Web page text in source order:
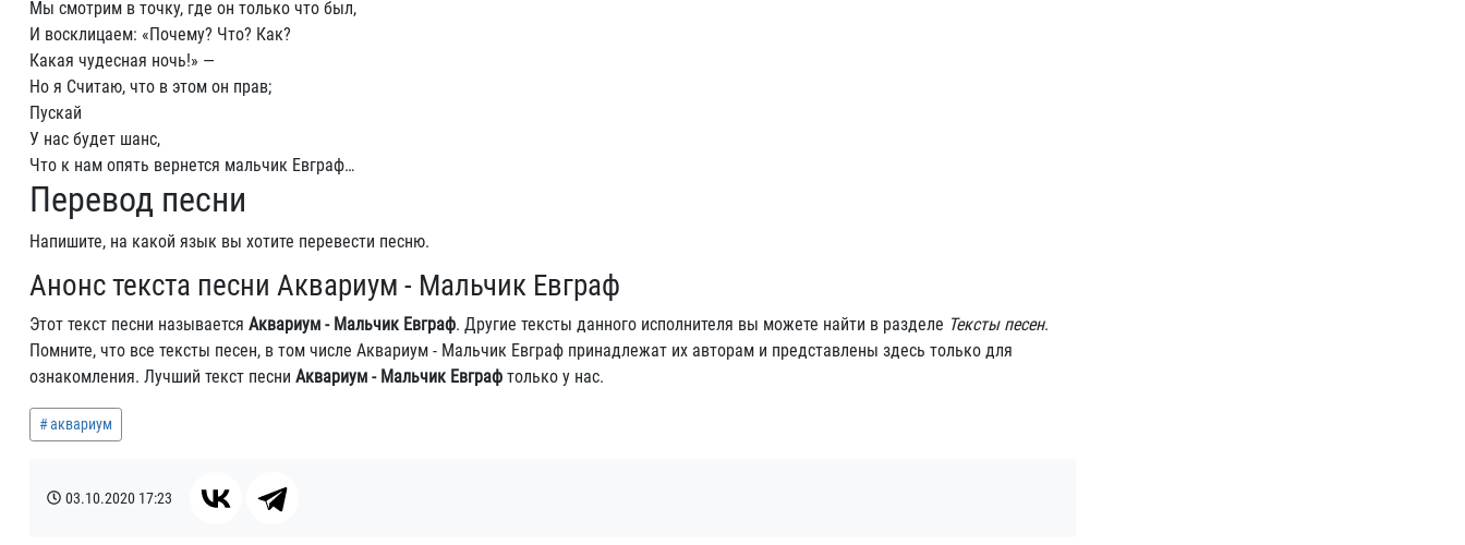
Мы смотрим в точку, где он только что был,
И восклицаем: «Почему? Что? Как?
Какая чудесная ночь!» —
Но я Считаю, что в этом он прав;
Пускай
У нас будет шанс,
Что к нам опять вернется мальчик Евграф…
Перевод песни
Напишите, на какой язык вы хотите перевести песню.
Анонс текста песни Аквариум - Мальчик Евграф
Этот текст песни называется Аквариум - Мальчик Евграф. Другие тексты данного исполнителя вы можете найти в разделе Тексты песен.
Помните, что все тексты песен, в том числе Аквариум - Мальчик Евграф принадлежат их авторам и представлены здесь только для
ознакомления. Лучший текст песни Аквариум - Мальчик Евграф только у нас.
аквариум
03.10.2020 17:23